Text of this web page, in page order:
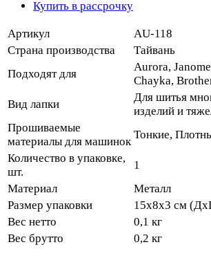
Купить в рассрочку
Артикул
AU-118
Страна производства
Тайвань
Подходят для
Aurora,
Chayka,
Вид лапки
Для шитья
изделий и
Прошиваемые
материалы для машинок
Тонкие,
Количество в упаковке,
шт.
1
Материал
Металл
Размер упаковки
15х8х3 см
Вес нетто
0,1 кг
Вес брутто
0,2 кг